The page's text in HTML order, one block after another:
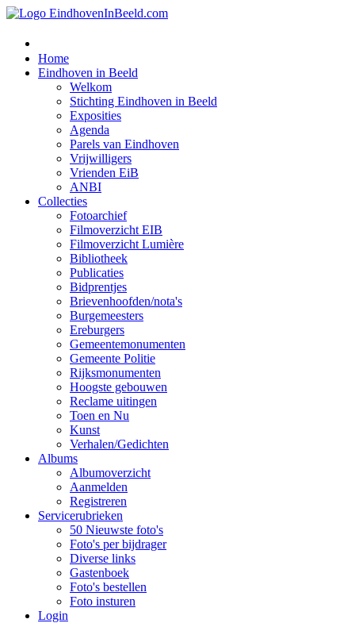
Home
Eindhoven in Beeld
Welkom
Stichting Eindhoven in Beeld
Exposities
Agenda
Parels van Eindhoven
Vrijwilligers
Vrienden EiB
ANBI
Collecties
Fotoarchief
Filmoverzicht EIB
Filmoverzicht Lumière
Bibliotheek
Publicaties
Bidprentjes
Brievenhoofden/nota's
Burgemeesters
Ereburgers
Gemeentemonumenten
Gemeente Politie
Rijksmonumenten
Hoogste gebouwen
Reclame uitingen
Toen en Nu
Kunst
Verhalen/Gedichten
Albums
Albumoverzicht
Aanmelden
Registreren
Servicerubrieken
50 Nieuwste foto's
Foto's per bijdrager
Diverse links
Gastenboek
Foto's bestellen
Foto insturen
Login